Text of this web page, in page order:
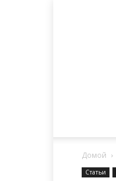
Домой
Статьи